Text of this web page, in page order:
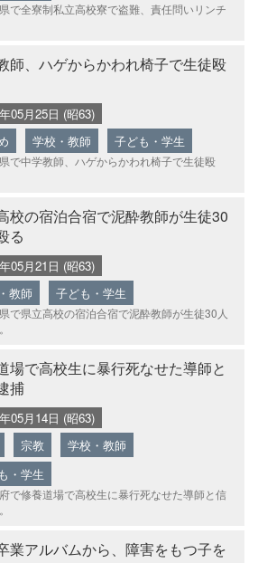
で全寮制私立高校寮で盗難、責任問いリンチ
師、ハゲからかわれ椅子で生徒殴
05月25日 (昭63)
学校・教師 子ども・学生
で中学教師、ハゲからかわれ椅子で生徒殴
校の宿泊合宿で泥酔教師が生徒30
る
05月21日 (昭63)
教師
子ども・学生
で県立高校の宿泊合宿で泥酔教師が生徒30人
場で高校生に暴行死なせた導師と
捕
05月14日 (昭63)
宗教
学校・教師
・学生
で修養道場で高校生に暴行死なせた導師と信
業アルバムから、障害をもつ子を